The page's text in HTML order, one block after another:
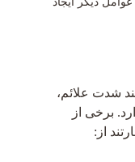
شدت علائم،
برخی از
از: